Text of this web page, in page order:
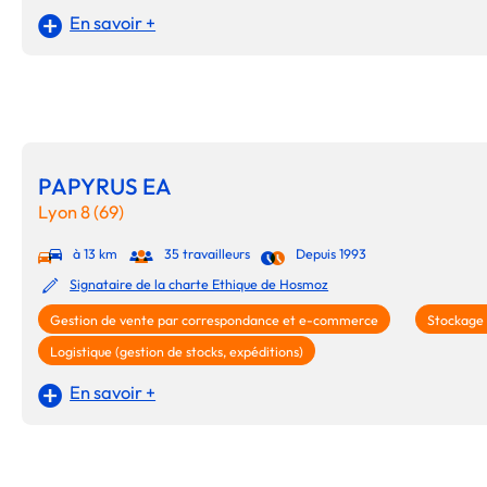
En savoir +
PAPYRUS EA
Lyon 8 (69)
à 13 km 35 travailleurs
Depuis 1993
Signataire de la charte Ethique de Hosmoz
Gestion de vente par correspondance et e-commerce
Logistique (gestion de stocks, expéditions)
En savoir +